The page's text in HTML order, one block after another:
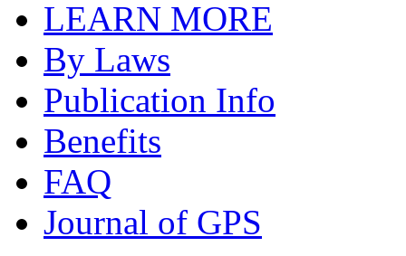
LEARN MORE
By Laws
Publication Info
Benefits
FAQ
Journal of GPS